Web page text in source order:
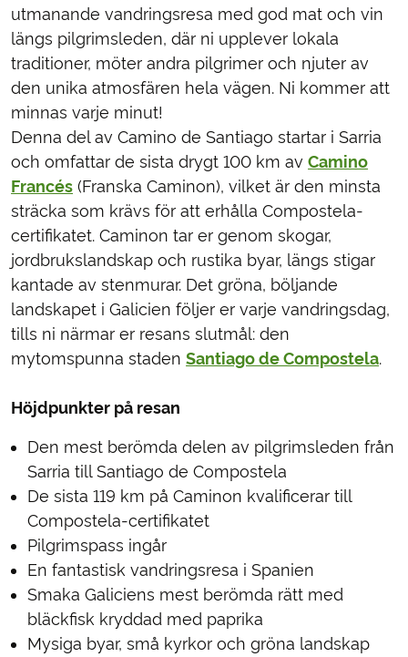
utmanande vandringsresa med god mat och vin
längs pilgrimsleden, där ni upplever lokala
traditioner, möter andra pilgrimer och njuter av
den unika atmosfären hela vägen. Ni kommer att
minnas varje minut!
Denna del av Camino de Santiago startar i Sarria
och omfattar de sista drygt 100 km avCamino
Francés (Franska Caminon), vilket är den minsta
sträcka som krävs för att erhålla Compostela-
certifikatet. Caminon tar er genom skogar,
jordbrukslandskap och rustika byar, längs stigar
kantade av stenmurar. Det gröna, böljande
landskapet i Galicien följer er varje vandringsdag,
tills ni närmar er resans slutmål: den
mytomspunna stadenSantiago de Compostela.
Höjdpunkter på resan
Den mest berömda delen av pilgrimsleden från
Sarria till Santiago de Compostela
De sista 119 km på Caminon kvalificerar till
Compostela-certifikatet
Pilgrimspass ingår
En fantastisk vandringsresa i Spanien
Smaka Galiciens mest berömda rätt med
bläckfisk kryddad med paprika
Mysiga byar, små kyrkor och gröna landskap